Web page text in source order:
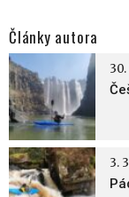
Články autora
3.